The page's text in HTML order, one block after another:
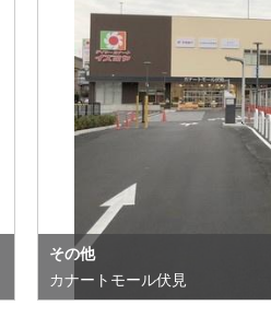
その他
カナートモール伏見